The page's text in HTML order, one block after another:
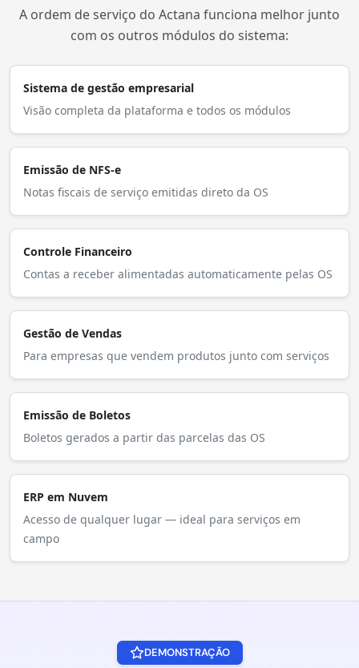
A ordem de serviço do Actana funciona melhor junto
com os outros módulos do sistema:
Sistema de gestão empresarial
Visão completa da plataforma e todos os módulos
Emissão de NFS-e
Notas fiscais de serviço emitidas direto da OS
Controle Financeiro
Contas a receber alimentadas automaticamente pelas OS
Gestão de Vendas
Para empresas que vendem produtos junto com serviços
Emissão de Boletos
Boletos gerados a partir das parcelas das OS
ERP em Nuvem
Acesso de qualquer lugar — ideal para serviços em
campo
DEMONSTRAÇÃO